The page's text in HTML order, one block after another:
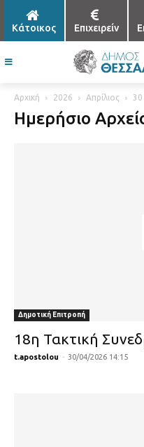
Κάτοικος Επιχειρείν
Αρχική 2026 Απρίλιος 30
Ημερήσιο
Δημοτική Επιτροπή
18η Τακτική
t.apostolou - 30/04/2026 14:15